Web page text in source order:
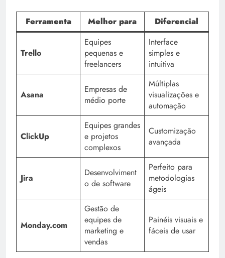
Ferramenta Melhor para Diferencial
Trello
Equipes
pequenas e
freelancers
Interface
simples e
intuitiva
Asana
Empresas de
médio porte
Múltiplas
visualizações e
automação
ClickUp
Equipes grandes
e projetos
complexos
Customização
avançada
Jira
Desenvolviment
o de software
Perfeito para
metodologias
ágeis
Monday.com
Gestão de
equipes de
marketing e
vendas
Painéis visuais e
fáceis de usar